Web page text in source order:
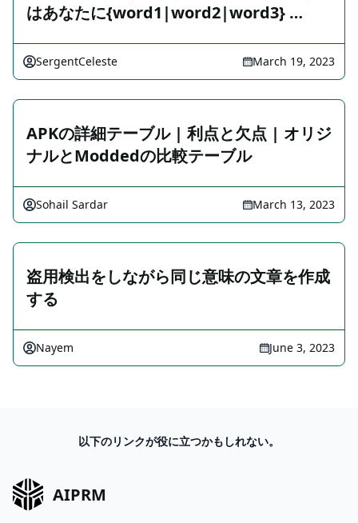
はあなたに{word1|word2|word3} …
SergentCeleste March 19, 2023
APKの詳細テーブル | 利点と欠点 | オリジ
ナルとModdedの比較テーブル
Sohail Sardar March 13, 2023
盗用検出をしながら同じ意味の文章を作成
する
Nayem June 3, 2023
以下のリンクが役に立つかもしれない。
AIPRM